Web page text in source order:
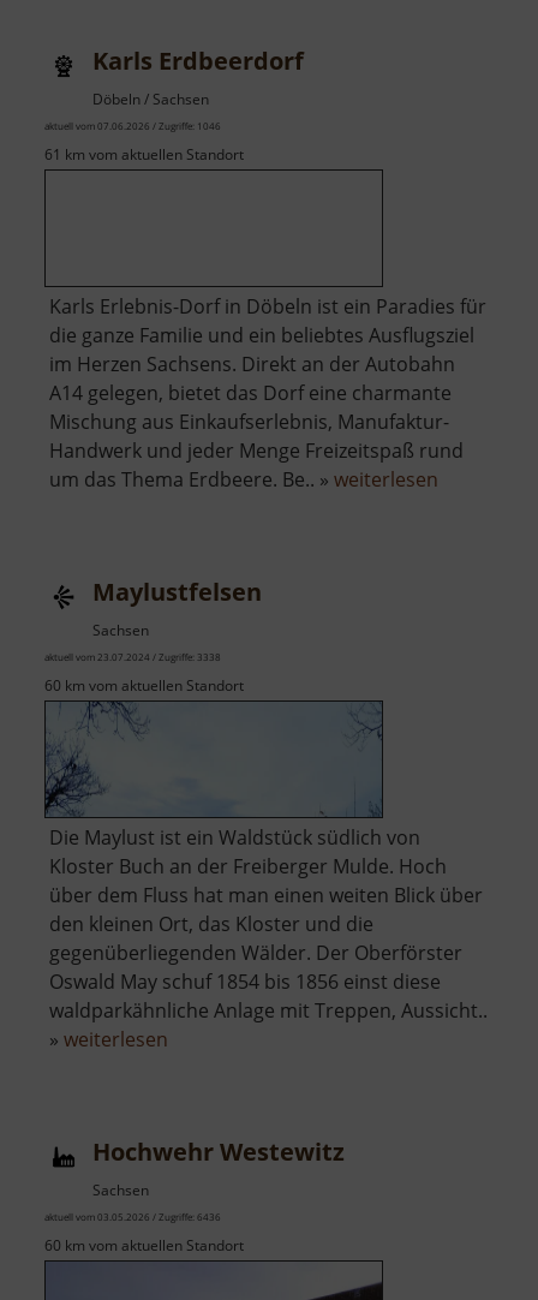
Karls Erdbeerdorf
Döbeln / Sachsen
aktuell vom 07.06.2026 / Zugriffe: 1046
61 km vom aktuellen Standort
Karls Erlebnis-Dorf in Döbeln ist ein Paradies für
die ganze Familie und ein beliebtes Ausflugsziel
im Herzen Sachsens. Direkt an der Autobahn
A14 gelegen, bietet das Dorf eine charmante
Mischung aus Einkaufserlebnis, Manufaktur-
Handwerk und jeder Menge Freizeitspaß rund
um das Thema Erdbeere. Be.. » weiterlesen
Maylustfelsen
Sachsen
aktuell vom 23.07.2024 / Zugriffe: 3338
60 km vom aktuellen Standort
Die Maylust ist ein Waldstück südlich von
Kloster Buch an der Freiberger Mulde. Hoch
über dem Fluss hat man einen weiten Blick über
den kleinen Ort, das Kloster und die
gegenüberliegenden Wälder. Der Oberförster
Oswald May schuf 1854 bis 1856 einst diese
waldparkähnliche Anlage mit Treppen, Aussicht..
» weiterlesen
Hochwehr Westewitz
Sachsen
aktuell vom 03.05.2026 / Zugriffe: 6436
60 km vom aktuellen Standort